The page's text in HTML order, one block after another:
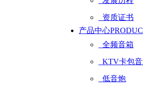
资质证书
产品中心
全频音箱
KTV卡包
低音炮